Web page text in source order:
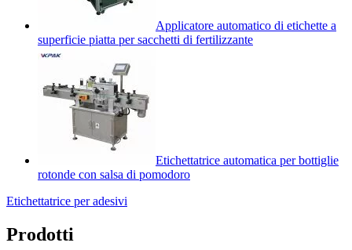
Applicatore automatico di etichette a
superficie piatta per sacchetti di fertilizzante
Etichettatrice automatica per bottiglie
rotonde con salsa di pomodoro
Etichettatrice per adesivi
Prodotti